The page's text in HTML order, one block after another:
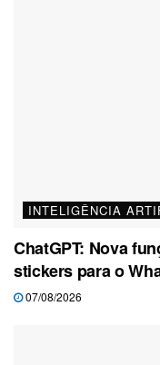
INTELIGÊNCIA
ChatGPT: Nova
stickers para o
07/08/2026